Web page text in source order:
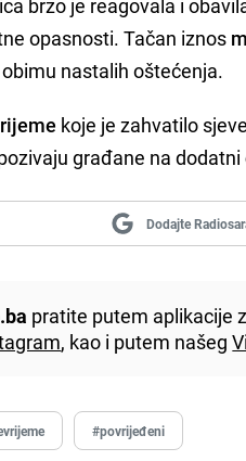
opasnosti. Tačan iznos
nastalih oštećenja.
koje je zahvatilo
građane na dodatni
Dodajte
pratite putem aplikacije
, kao i putem našeg
#povrijeđeni